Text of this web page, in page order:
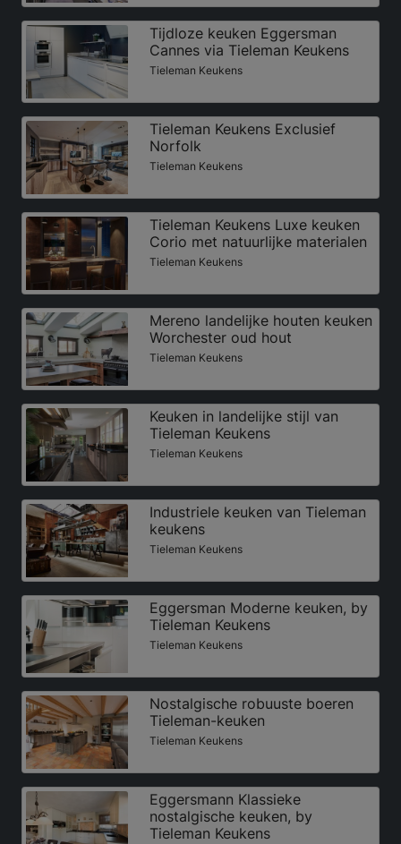
Tijdloze keuken Eggersman
Cannes via Tieleman Keukens
Tieleman Keukens
Tieleman Keukens Exclusief
Norfolk
Tieleman Keukens
Tieleman Keukens Luxe keuken
Corio met natuurlijke materialen
Tieleman Keukens
Mereno landelijke houten keuken
Worchester oud hout
Tieleman Keukens
Keuken in landelijke stijl van
Tieleman Keukens
Tieleman Keukens
Industriele keuken van Tieleman
keukens
Tieleman Keukens
Eggersman Moderne keuken, by
Tieleman Keukens
Tieleman Keukens
Nostalgische robuuste boeren
Tieleman-keuken
Tieleman Keukens
Eggersmann Klassieke
nostalgische keuken, by
Tieleman Keukens